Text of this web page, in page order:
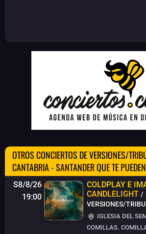
OTROS CONCIERTOS DE VERSIONES/
CANTABRIA - SANTANDER QUE TE
S8/8/26
19:00
COLDPLAY E
CANDLELIGHT /
VERSIONES/
IGLESIA DEL
COMILLAS.